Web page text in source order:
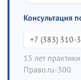
Консультация
+7 (383) 310-
15 лет
Право.ru-300